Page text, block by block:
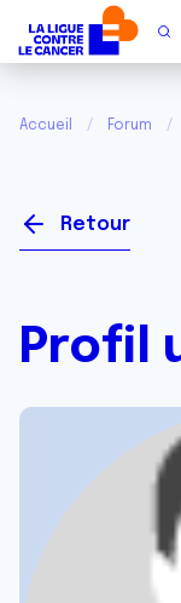
Accueil Forum
Retour
Profil